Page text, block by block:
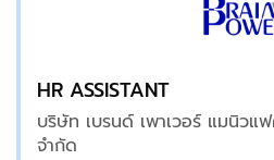
HR ASSISTANT
บริษัท เบรนด์ เพาเวอร์ แมนิวแ
จำกัด